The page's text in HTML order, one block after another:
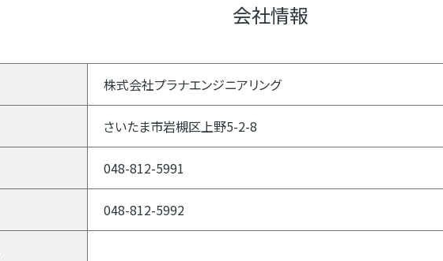
会社情報
株式会社プラナエンジニアリング
さいたま市岩槻区上野5-2-8
048-812-5991
048-812-5992